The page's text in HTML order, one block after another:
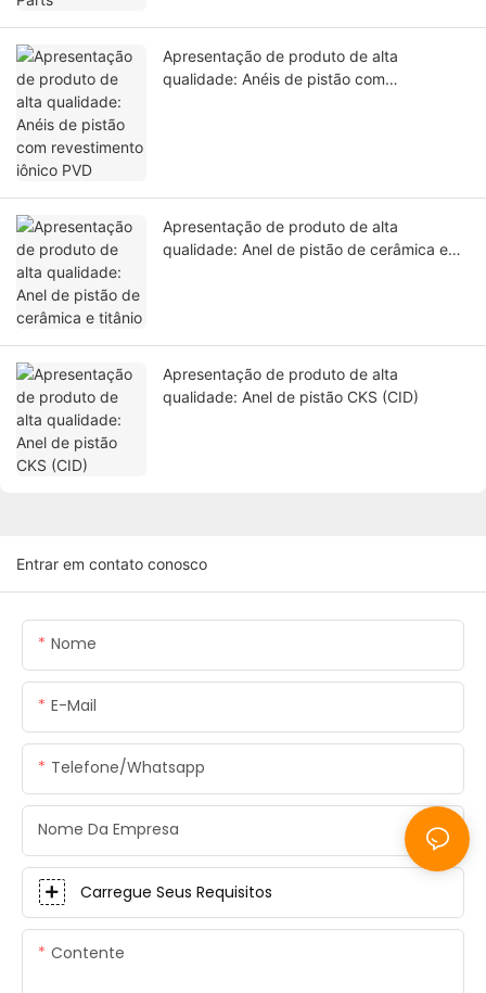
Apresentação de produto de alta
qualidade: Anéis de pistão com
Apresentação de produto de alta
qualidade: Anel de pistão de cerâmica e
Apresentação de produto de alta
qualidade: Anel de pistão CKS (CID)
Entrar em contato conosco
Nome
E-Mail
Telefone/whatsapp
Nome Da Empresa
Carregue Seus Requisitos
Contente